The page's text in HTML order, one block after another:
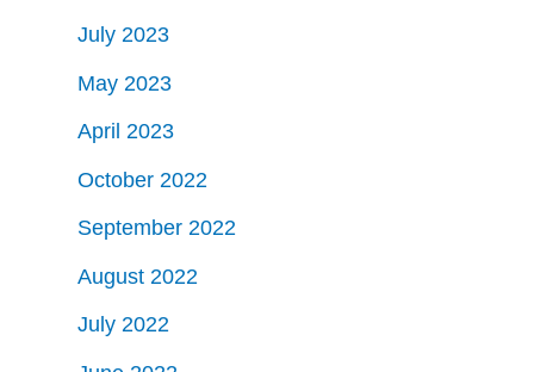
July 2023
May 2023
April 2023
October 2022
September 2022
August 2022
July 2022